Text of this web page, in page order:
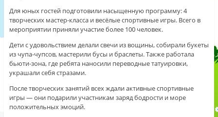
Для юных гостей подготовили насыщенную программу: 4
творческих мастер‑класса и весёлые спортивные игры. Всего в
мероприятии приняли участие более 100 человек.
Дети с удовольствием делали свечи из вощины, собирали букеты
из чупа‑чупсов, мастерили бусы и браслеты. Также работала
бьюти‑зона, где ребята наносили переводные татуировки,
украшали себя стразами.
После творческих занятий всех ждали активные спортивные
игры — они подарили участникам заряд бодрости и море
положительных эмоций.